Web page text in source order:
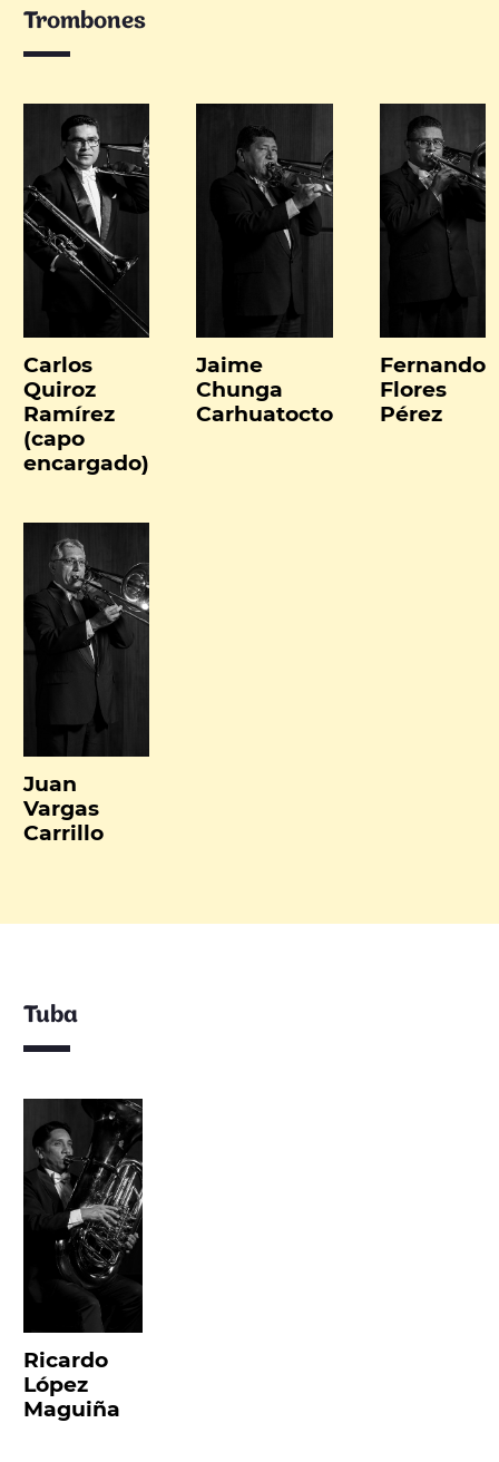
Trombones
Carlos
Quiroz
Ramírez
(capo
encargado)
Jaime
Chunga
Carhuatocto
Fernando
Flores
Pérez
Juan
Vargas
Carrillo
Tuba
Ricardo
López
Maguiña